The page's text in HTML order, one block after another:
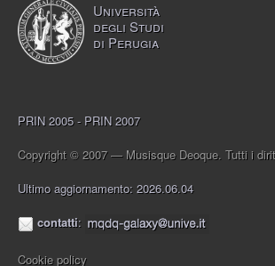
Università
degli Studi
di Perugia
PRIN 2005 - PRIN 2007
Copyright © 2007 — Musisque Deoque. Tutti i
Ultimo aggiornamento: 2026.06.04
contatti:
Cookie policy